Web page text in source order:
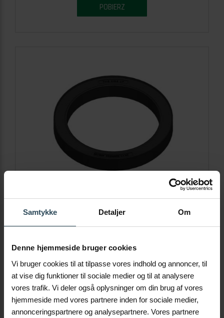
Samtykke Detaljer Om
Denne hjemmeside bruger cookies
Vi bruger cookies til at tilpasse vores indhold og annoncer, til
at vise dig funktioner til sociale medier og til at analysere
vores trafik. Vi deler også oplysninger om din brug af vores
hjemmeside med vores partnere inden for sociale medier,
annonceringspartnere og analysepartnere. Vores partnere
POBIERZ
POBIERZ